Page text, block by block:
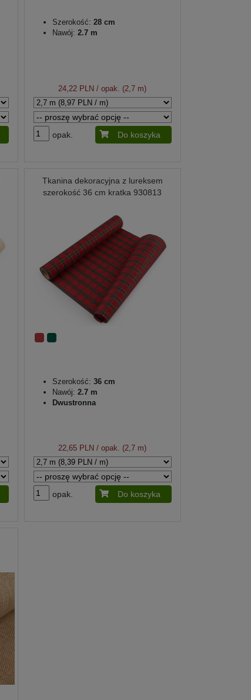
Szerokość: 28 cm
Nawój: 2.7 m
24,22 PLN / opak. (2,7 m)
opak. Do koszyka
Tkanina dekoracyjna z lureksem
szerokość 36 cm kratka 930813
Szerokość: 36 cm
Nawój: 2.7 m
Dwustronna
22,65 PLN / opak. (2,7 m)
opak. Do koszyka